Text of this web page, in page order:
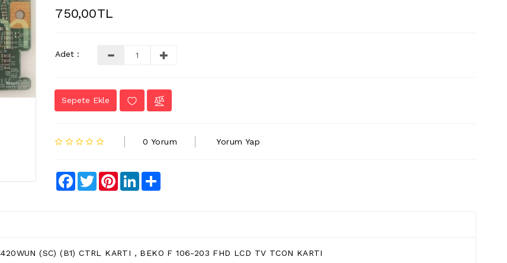
750,00TL
Adet :
Sepete Ekle
0 Yorum Yorum Yap
Facebook
TwitterPinterestLinkedIn
(SC) (B1) CTRL KARTI , BEKO F 106-203 FHD LCD TV TCON KARTI